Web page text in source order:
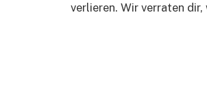
verlieren. Wir verraten